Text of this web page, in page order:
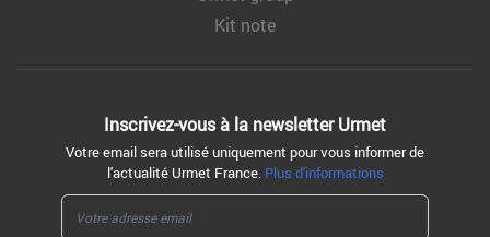
Kit note
Inscrivez-vous à la newsletter Urmet
Votre email sera utilisé uniquement pour vous informer de
l'actualité Urmet France. Plus d'informations